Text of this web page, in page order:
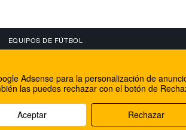
EQUIPOS DE FÚTBOL
Facebook
Twitter
Adsense para la personalización de
las puedes rechazar con el botón de
Aceptar Rechazar